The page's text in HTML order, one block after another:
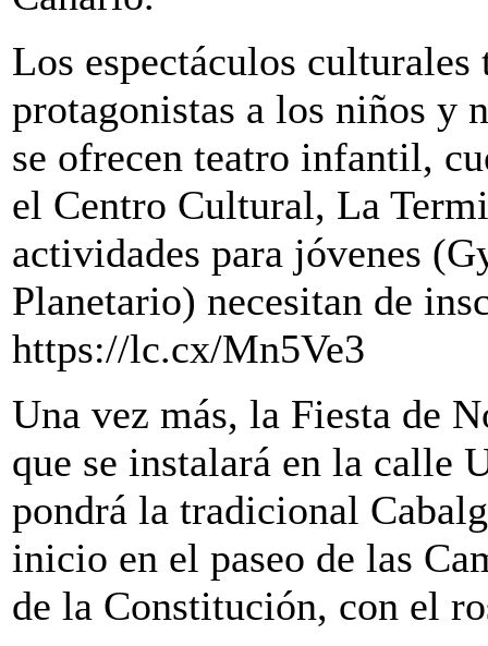
Los espectáculos culturales
protagonistas a los niños y
se ofrecen teatro infantil,
el Centro Cultural, La
actividades para jóvenes
Planetario) necesitan de
https://lc.cx/Mn5Ve3
Una vez más, la Fiesta de
que se instalará en la calle
pondrá la tradicional
inicio en el paseo de las
de la Constitución, con el